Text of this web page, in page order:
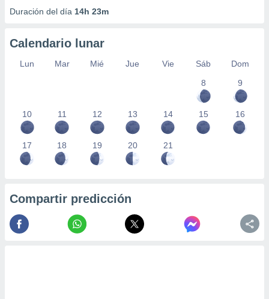
Duración del día 14h 23m
Calendario lunar
Lun Mar Mié Jue Vie Sáb
Dom
8
9
10 11 12 13 14 15 16
17 18 19 20 21
Compartir predicción